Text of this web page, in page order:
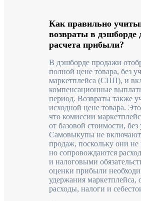
Как правильно
возвраты в дэшборде
расчета прибыли?
В дэшборде продажи
полной цене товара, без
маркетплейса (СПП), и
компенсационные
период. Возвраты также
исходной цене товара.
что комиссии
от базовой стоимости, без
Самовыкупы не
продаж, поскольку они не
но сопровождаются
и налоговыми
оценки прибыли
удержания маркетплейса,
расходы, налоги и